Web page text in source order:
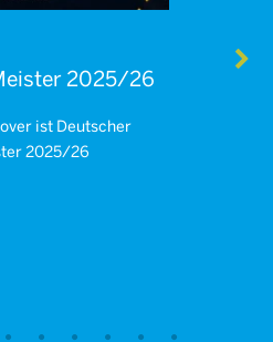
2025/26
ist Deutscher
2025/26